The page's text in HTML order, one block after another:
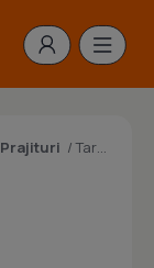
Prajituri /Tarta aromata cu mere